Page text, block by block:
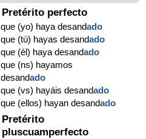
Pretérito perfecto
que (yo) haya desandado
que (tú) hayas desandado
que (él) haya desandado
que (ns) hayamos
desandado
que (vs) hayáis desandado
que (ellos) hayan desandado
Pretérito
pluscuamperfecto